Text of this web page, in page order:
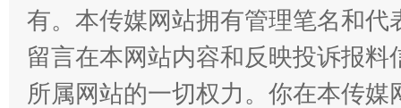
有。本传媒网站拥有管理笔名和
留言在本网站内容和反映投诉报
所属网站的一切权力。你在本传